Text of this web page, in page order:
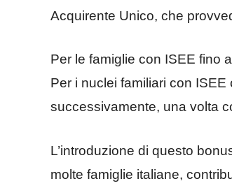
Acquirente Unico, che
Per le famiglie con ISEE fino a
Per i nuclei familiari con ISEE
successivamente, una volta
L’introduzione di questo
molte famiglie italiane,